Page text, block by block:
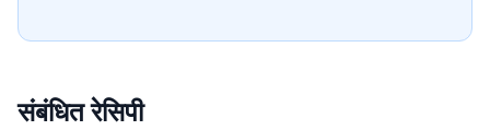
संबंधित रेसिपी